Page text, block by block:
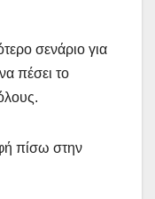
σενάριο για
πέσει το
πίσω στην